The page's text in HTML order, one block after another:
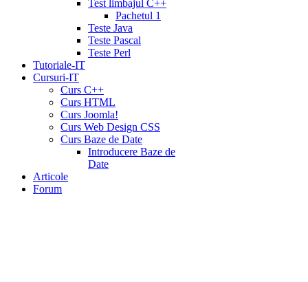
Test limbajul C++
Pachetul 1
Teste Java
Teste Pascal
Teste Perl
Tutoriale-IT
Cursuri-IT
Curs C++
Curs HTML
Curs Joomla!
Curs Web Design CSS
Curs Baze de Date
Introducere Baze de
Date
Articole
Forum